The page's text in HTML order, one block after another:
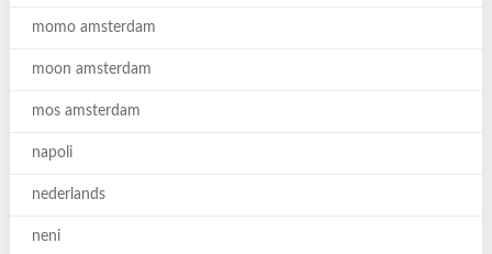
momo amsterdam
moon amsterdam
mos amsterdam
napoli
nederlands
neni